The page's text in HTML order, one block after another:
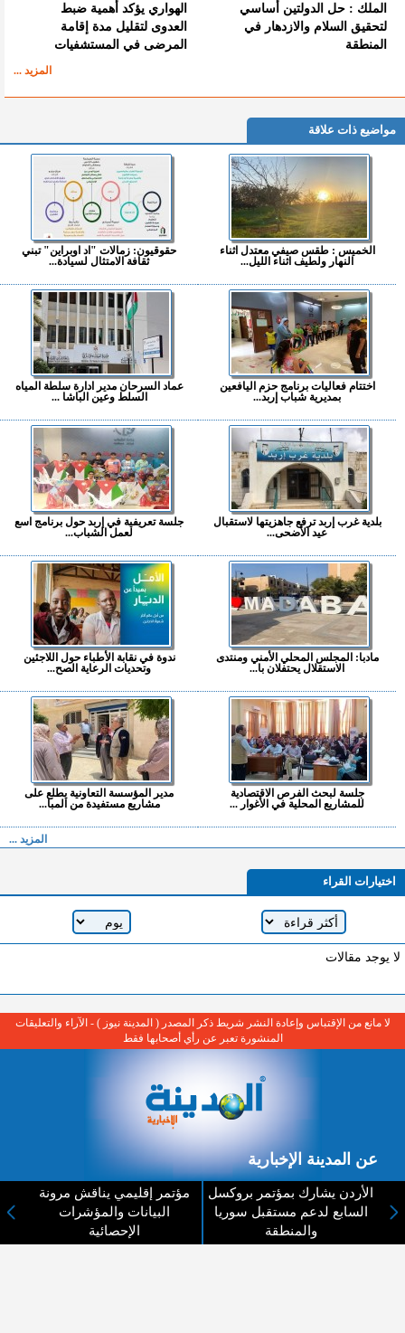
الملك : حل الدولتين أساسي
لتحقيق السلام والازدهار في
المنطقة
الهواري يؤكد أهمية ضبط
العدوى لتقليل مدة إقامة
المرضى في المستشفيات
المزيد ...
مواضيع ذات علاقة
الخميس : طقس صيفي معتدل اثناء
النهار ولطيف اثناء الليل...
حقوقيون: زمالات "اد اوبراين" تبني
ثقافة الامتثال لسيادة...
اختتام فعاليات برنامج حزم اليافعين
بمديرية شباب إربد...
عماد السرحان مدير ادارة سلطة المياه
السلط وعين الباشا ...
بلدية غرب إربد ترفع جاهزيتها لاستقبال
عيد الأضحى...
جلسة تعريفية في إربد حول برنامج اسع
لعمل الشباب...
مادبا: المجلس المحلي الأمني ومنتدى
الاستقلال يحتفلان با...
ندوة في نقابة الأطباء حول اللاجئين
وتحديات الرعاية الصح...
جلسة لبحث الفرص الاقتصادية
للمشاريع المحلية في الأغوار ...
مدير المؤسسة التعاونية يطلع على
مشاريع مستفيدة من المبا...
المزيد ...
اختيارات القراء
لا يوجد مقالات
الأردن يشارك بمؤتمر بروكسل
السابع لدعم مستقبل سوريا
والمنطقة
مؤتمر إقليمي يناقش مرونة
البيانات والمؤشرات
الإحصائية
لا مانع من الإقتباس وإعادة النشر شريط ذكر المصدر ( المدينة نيوز ) - الآراء والتعليقات
المنشورة تعبر عن رأي أصحابها فقط
عن المدينة الإخبارية
المدينة الإخبارية صحيفة الكترونية شاملة تابعة لشركة قنوات البث
الاردنية تنقل الاخبار المحلية الأردنية وأخبار فلسطين وأبرز الأخبار
العربية والدولية لحظة حدوثها بمهنية رفيعة ليكون العالم بما يجري
فيه وحوله بين يديكم بالكلمة والصورة من مصادرها الحقيقية.